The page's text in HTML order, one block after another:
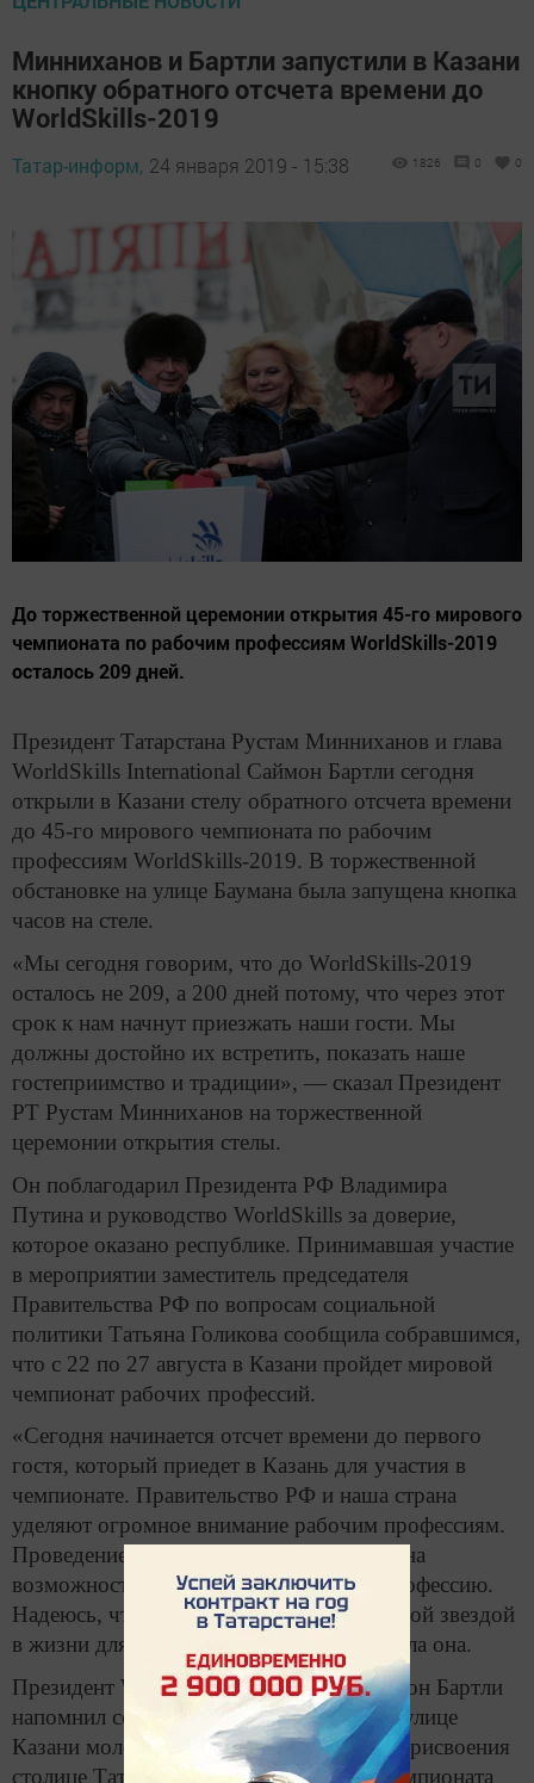
Минниханов и Бартли запустили в Казани
кнопку обратного отсчета времени до
WorldSkills-2019
Татар-информ, 24 января 2019 - 15:38 1826 0 0
До торжественной церемонии открытия 45-го мирового
чемпионата по рабочим профессиям WorldSkills-2019
осталось 209 дней.
Президент Татарстана Рустам Минниханов и глава
WorldSkills International Саймон Бартли сегодня
открыли в Казани стелу обратного отсчета времени
до 45-го мирового чемпионата по рабочим
профессиям WorldSkills-2019. В торжественной
обстановке на улице Баумана была запущена кнопка
часов на стеле.
«Мы сегодня говорим, что до WorldSkills-2019
осталось не 209, а 200 дней потому, что через этот
срок к нам начнут приезжать наши гости. Мы
должны достойно их встретить, показать наше
гостеприимство и традиции», — сказал Президент
РТ Рустам Минниханов на торжественной
церемонии открытия стелы.
Он поблагодарил Президента РФ Владимира
Путина и руководство WorldSkills за доверие,
которое оказано республике. Принимавшая участие
в мероприятии заместитель председателя
Правительства РФ по вопросам социальной
политики Татьяна Голикова сообщила собравшимся,
что с 22 по 27 августа в Казани пройдет мировой
чемпионат рабочих профессий.
«Сегодня начинается отсчет времени до первого
гостя, который приедет в Казань для участия в
чемпионате. Правительство РФ и наша страна
уделяют огромное внимание рабочим профессиям.
Проведение этого чемпионата — еще одна
возможность проявить себя, выбрать профессию.
Надеюсь, что чемпионат станет путеводной звездой
в жизни для молодых людей», — отметила она.
Президент WorldSkills International Саймон Бартли
напомнил собравшимся на центральной улице
Казани молодым людям, что с момента присвоения
столице Татарстана права проведения чемпионата